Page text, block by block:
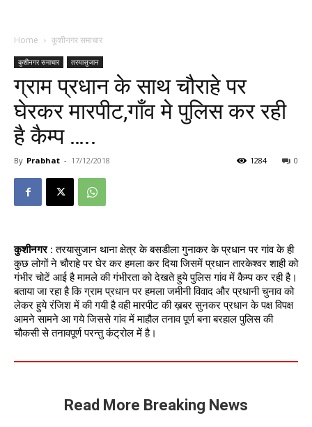
Home कुशीनगर समाचार
कुशीनगर समाचार तरयासुजान
ग्राम प्रधान के साथ चौराहे पर
घेरकर मारपीट,गाँव मे पुलिस कर रही
है कैम्प …..
By Prabhat - 17/12/2018 0
1284
कुशीनगर : तरयासुजान थाना क्षेत्र के बसडीला गुनाकर के प्रधान पर गांव के ही
कुछ लोगों ने चौराहे पर घेर कर हमला कर दिया जिसमें प्रधान तारकेश्वर शाही को
गंभीर चोटें आई है मामले की गंभीरता को देखते हुये पुलिस गांव में कैम्प कर रही है।
बताया जा रहा है कि ग्राम प्रधान पर हमला जमीनी विवाद और प्रधानी चुनाव को
लेकर हुये रंजिश में की गयी है वही मारपीट की ख़बर सुनकर प्रधान के पक्ष विपक्ष
आमने सामने आ गये जिससे गांव में माहौल तनाव पूर्ण बना बरहाल पुलिस की
चौकसी से तनावपूर्ण परन्तु कंट्रोल में है।
Read More Breaking News